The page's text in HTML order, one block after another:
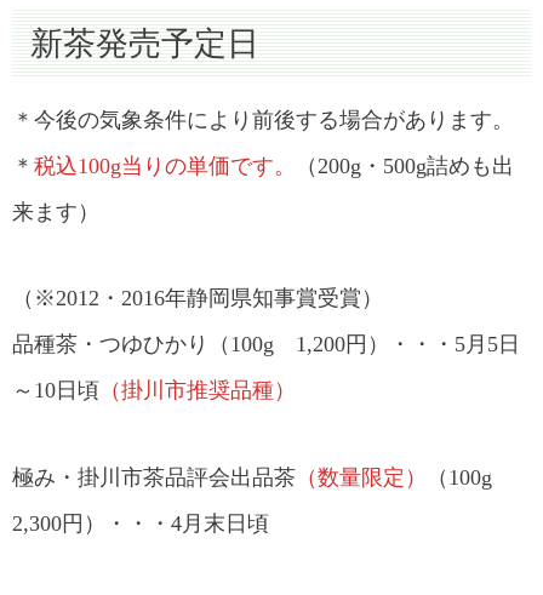
新茶発売予定日
＊今後の気象条件により前後する場合があります。
＊ 税込100g当りの単価です。
（200g・500g詰めも出
来ます）
（※2012・2016年静岡県知事賞受賞）
品種茶・つゆひかり（100g 1,200円）・・・5月5日
～10日頃 （掛川市推奨品種）
極み・掛川市茶品評会出品茶 （数量限定）
（100g
2,300円）・・・4月末日頃